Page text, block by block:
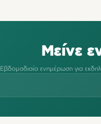
Μείνε
Εβδομαδιαία ενημέρωση για